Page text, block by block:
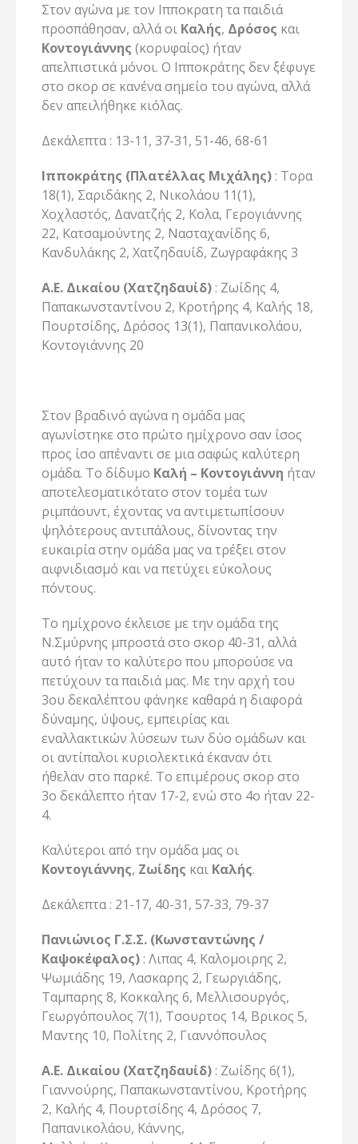
Στον αγώνα με τον Ιπποκρατη τα παιδιά
προσπάθησαν, αλλά οι Καλής, Δρόσος και
Κοντογιάννης (κορυφαίος) ήταν
απελπιστικά μόνοι. Ο Ιπποκράτης δεν ξέφυγε
στο σκορ σε κανένα σημείο του αγώνα, αλλά
δεν απειλήθηκε κιόλας.
Δεκάλεπτα : 13-11, 37-31, 51-46, 68-61
Ιπποκράτης (Πλατέλλας Μιχάλης) : Τορα
18(1), Σαριδάκης 2, Νικολάου 11(1),
Χοχλαστός, Δανατζής 2, Κολα, Γερογιάννης
22, Κατσαμούντης 2, Νασταχανίδης 6,
Κανδυλάκης 2, Χατζηδαυίδ, Ζωγραφάκης 3
Α.Ε. Δικαίου (Χατζηδαυίδ): Ζωίδης 4,
Παπακωνσταντίνου 2, Κροτήρης 4, Καλής 18,
Πουρτσίδης, Δρόσος 13(1), Παπανικολάου,
Κοντογιάννης 20
Στον βραδινό αγώνα η ομάδα μας
αγωνίστηκε στο πρώτο ημίχρονο σαν ίσος
προς ίσο απέναντι σε μια σαφώς καλύτερη
ομάδα. Το δίδυμο Καλή – Κοντογιάννη ήταν
αποτελεσματικότατο στον τομέα των
ριμπάουντ, έχοντας να αντιμετωπίσουν
ψηλότερους αντιπάλους, δίνοντας την
ευκαιρία στην ομάδα μας να τρέξει στον
αιφνιδιασμό και να πετύχει εύκολους
πόντους.
Το ημίχρονο έκλεισε με την ομάδα της
Ν.Σμύρνης μπροστά στο σκορ 40-31, αλλά
αυτό ήταν το καλύτερο που μπορούσε να
πετύχουν τα παιδιά μας. Με την αρχή του
3ου δεκαλέπτου φάνηκε καθαρά η διαφορά
δύναμης, ύψους, εμπειρίας και
εναλλακτικών λύσεων των δύο ομάδων και
οι αντίπαλοι κυριολεκτικά έκαναν ότι
ήθελαν στο παρκέ. Το επιμέρους σκορ στο
3ο δεκάλεπτο ήταν 17-2, ενώ στο 4ο ήταν 22-
4.
Καλύτεροι από την ομάδα μας οι
Κοντογιάννης, Ζωίδης και Καλής.
Δεκάλεπτα : 21-17, 40-31, 57-33, 79-37
Πανιώνιος Γ.Σ.Σ. (Κωνσταντώνης /
Καψοκέφαλος) : Λιπας 4, Καλομοιρης 2,
Ψωμιάδης 19, Λασκαρης 2, Γεωργιάδης,
Ταμπαρης 8, Κοκκαλης 6, Μελλισουργός,
Γεωργόπουλος 7(1), Τσουρτος 14, Βρικος 5,
Μαντης 10, Πολίτης 2, Γιαννόπουλος
Α.Ε. Δικαίου (Χατζηδαυίδ): Ζωίδης 6(1),
Γιαννούρης, Παπακωνσταντίνου, Κροτήρης
2, Καλής 4, Πουρτσίδης 4, Δρόσος 7,
Παπανικολάου, Κάννης,